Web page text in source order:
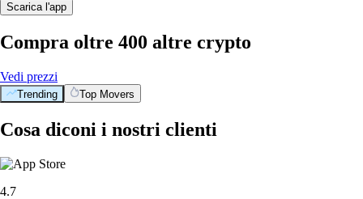
Scarica l'app
Compra oltre 400 altre crypto
Vedi prezzi
Trending Top Movers
Cosa diconi i nostri clienti
4.7